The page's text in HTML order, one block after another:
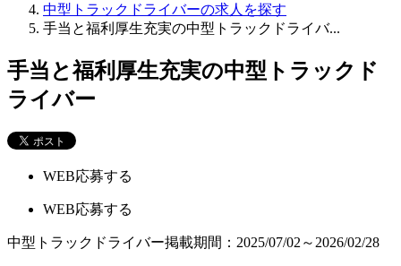
中型トラックドライバーの求人を探す
手当と福利厚生充実の中型トラックドライバ...
手当と福利厚生充実の中型トラックド
ライバー
WEB応募する
WEB応募する
中型トラックドライバー掲載期間：2025/07/02～2026/02/28